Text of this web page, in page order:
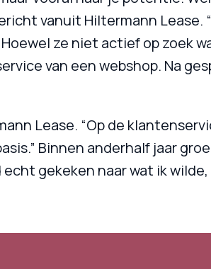
vanuit Hiltermann
ze niet actief op zoek
van een webshop. Na
Lease. “Op de
Binnen anderhalf jaar
gekeken naar wat ik